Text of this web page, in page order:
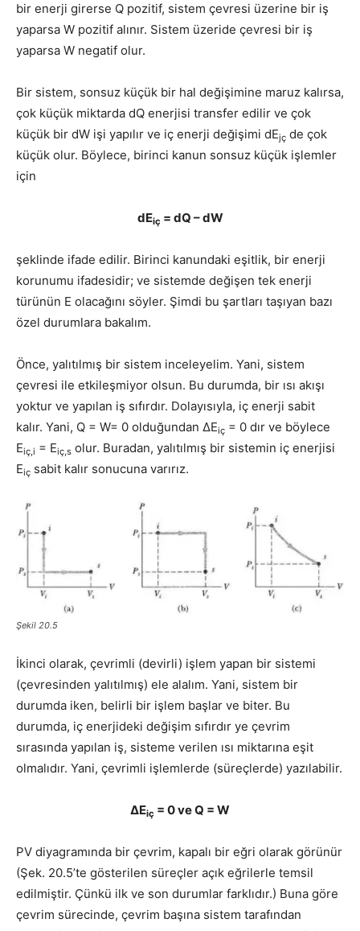
bir enerji girerse Q pozitif, sistem çevresi üzerine bir iş
yaparsa W pozitif alınır. Sistem üzeride çevresi bir iş
yaparsa W negatif olur.
Bir sistem, sonsuz küçük bir hal değişimine maruz kalırsa,
çok küçük miktarda dQ enerjisi transfer edilir ve çok
küçük bir dW işi yapılır ve iç enerji değişimi dEjç de çok
küçük olur. Böylece, birinci kanun sonsuz küçük işlemler
için
dEiç = dQ – dW
şeklinde ifade edilir. Birinci kanundaki eşitlik, bir enerji
korunumu ifadesidir; ve sistemde değişen tek enerji
türünün E olacağını söyler. Şimdi bu şartları taşıyan bazı
özel durumlara bakalım.
Önce, yalıtılmış bir sistem inceleyelim. Yani, sistem
çevresi ile etkileşmiyor ol­sun. Bu durumda, bir ısı akışı
yoktur ve yapılan iş sıfırdır. Dolayısıyla, iç enerji sabit
kalır. Yani, Q = W= 0 olduğundan ΔEiç = 0 dır ve böylece
Eiç,i = Eiç,s olur. Buradan, yalıtılmış bir sistemin iç enerjisi
Eiç sabit kalır sonucuna varırız.
Şekil 20.5
İkinci olarak, çevrimli (devirli) işlem yapan bir sistemi
(çevresinden yalıtılmış) ele alalım. Yani, sistem bir
durumda iken, belirli bir işlem başlar ve biter. Bu
durumda, iç enerjideki değişim sıfırdır ye çevrim
sırasında yapılan iş, siste­me verilen ısı miktarına eşit
olmalıdır. Yani, çevrimli işlemlerde (süreçlerde) yazılabilir.
ΔEiç = 0 ve Q = W
PV diyagramında bir çevrim, kapalı bir eğri olarak görünür
(Şek. 20.5’te gösterilen süreçler açık eğrilerle temsil
edilmiştir. Çünkü ilk ve son durumlar farklıdır.) Buna göre
çevrim sürecinde, çevrim başına sistem tarafından